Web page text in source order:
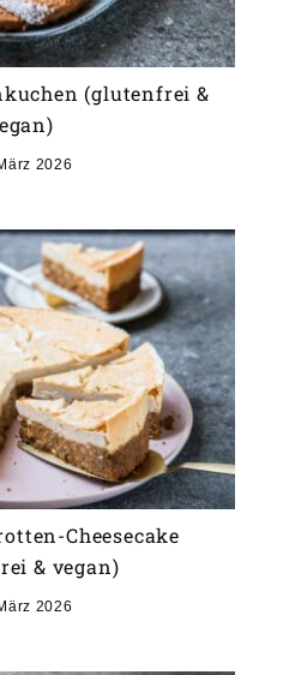
(glutenfrei &
2026
Cheesecake
& vegan)
2026